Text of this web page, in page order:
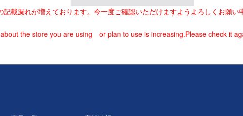
載漏れが増えております。今一度ご確認いただけますようよろしくお願い
the store you are using or plan to use is increasing.Please check it